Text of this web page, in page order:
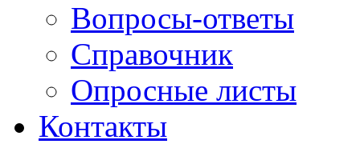
Вопросы-ответы
Справочник
Опросные листы
Контакты